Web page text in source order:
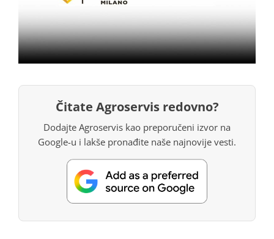
Čitate Agroservis redovno?
Dodajte Agroservis kao preporučeni izvor na
Google-u i lakše pronađite naše najnovije vesti.